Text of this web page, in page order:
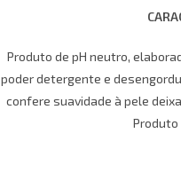
Produto de pH neutro,
poder detergente e
confere suavidade à pele
Produto